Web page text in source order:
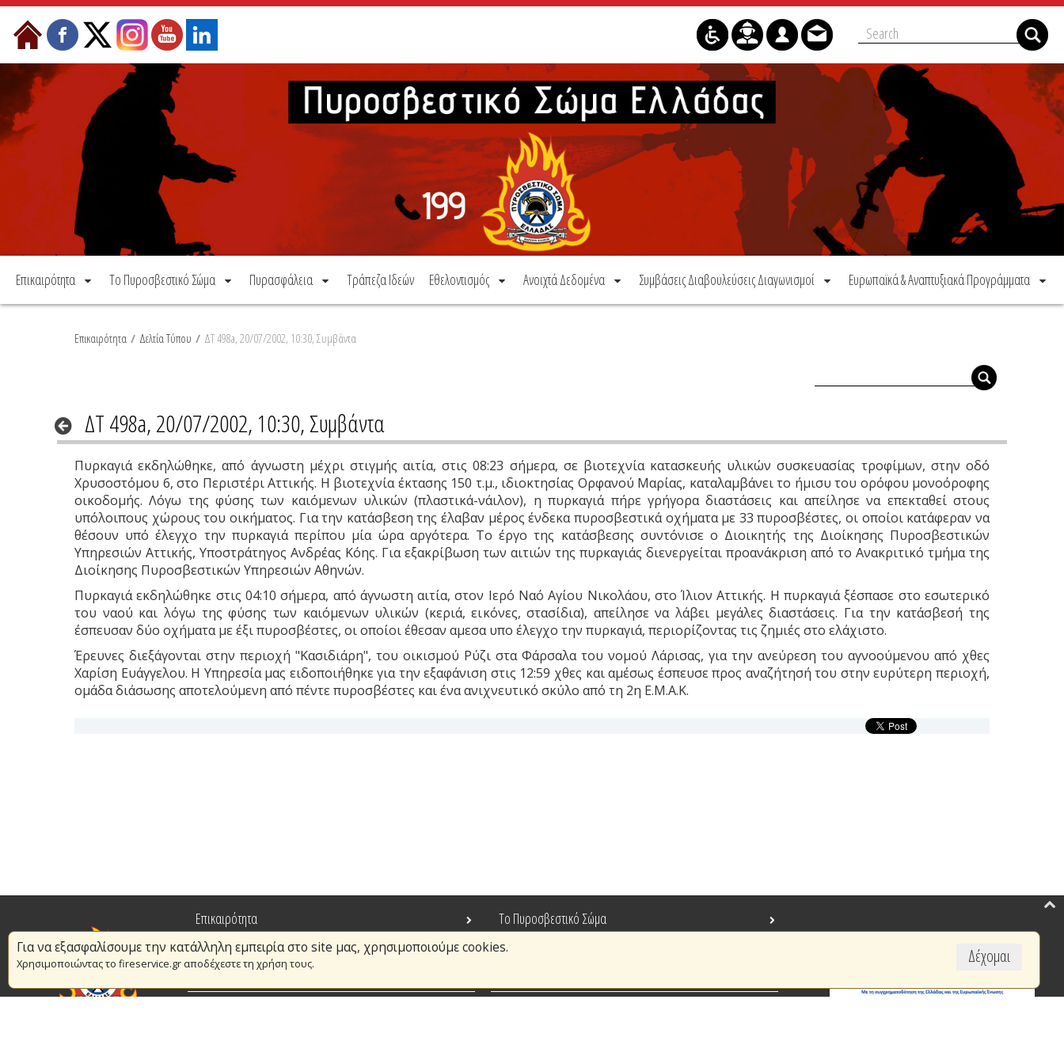
Μετάβαση στο περιεχόμενο
Επικαιρότητα Το Πυροσβεστικό Σώμα Πυρασφάλεια Τράπεζα Ιδεών Εθελοντισμός Ανοιχτά Δεδομένα Συμβάσεις Διαβουλεύσεις Διαγωνισμοί Ευρωπαϊκά & Αναπτυξιακά Προγράμματα
Επικαιρότητα / Δελτία Τύπου / ΔΤ 498a, 20/07/2002, 10:30, Συμβάντα
ΔΤ 498a, 20/07/2002, 10:30, Συμβάντα
Πυρκαγιά εκδηλώθηκε, από άγνωστη μέχρι στιγμής αιτία, στις 08:23 σήμερα, σε βιοτεχνία κατασκευής υλικών συσκευασίας τροφίμων, στην οδό
Χρυσοστόμου 6, στο Περιστέρι Αττικής. Η βιοτεχνία έκτασης 150 τ.μ., ιδιοκτησίας Ορφανού Μαρίας, καταλαμβάνει το ήμισυ του ορόφου μονοόροφης
οικοδομής. Λόγω της φύσης των καιόμενων υλικών (πλαστικά-νάιλον), η πυρκαγιά πήρε γρήγορα διαστάσεις και απείλησε να επεκταθεί στους
υπόλοιπους χώρους του οικήματος. Για την κατάσβεση της έλαβαν μέρος ένδεκα πυροσβεστικά οχήματα με 33 πυροσβέστες, οι οποίοι κατάφεραν να
θέσουν υπό έλεγχο την πυρκαγιά περίπου μία ώρα αργότερα. Το έργο της κατάσβεσης συντόνισε ο Διοικητής της Διοίκησης Πυροσβεστικών
Υπηρεσιών Αττικής, Υποστράτηγος Ανδρέας Κόης. Για εξακρίβωση των αιτιών της πυρκαγιάς διενεργείται προανάκριση από το Ανακριτικό τμήμα της
Διοίκησης Πυροσβεστικών Υπηρεσιών Αθηνών.
Πυρκαγιά εκδηλώθηκε στις 04:10 σήμερα, από άγνωστη αιτία, στον Ιερό Ναό Αγίου Νικολάου, στο Ίλιον Αττικής. Η πυρκαγιά ξέσπασε στο εσωτερικό
του ναού και λόγω της φύσης των καιόμενων υλικών (κεριά, εικόνες, στασίδια), απείλησε να λάβει μεγάλες διαστάσεις. Για την κατάσβεσή της
έσπευσαν δύο οχήματα με έξι πυροσβέστες, οι οποίοι έθεσαν αμεσα υπο έλεγχο την πυρκαγιά, περιορίζοντας τις ζημιές στο ελάχιστο.
Έρευνες διεξάγονται στην περιοχή "Κασιδιάρη", του οικισμού Ρύζι στα Φάρσαλα του νομού Λάρισας, για την ανεύρεση του αγνοούμενου από χθες
Χαρίση Ευάγγελου. Η Υπηρεσία μας ειδοποιήθηκε για την εξαφάνιση στις 12:59 χθες και αμέσως έσπευσε προς αναζήτησή του στην ευρύτερη περιοχή,
ομάδα διάσωσης αποτελούμενη από πέντε πυροσβέστες και ένα ανιχνευτικό σκύλο από τη 2η Ε.Μ.Α.Κ.
Δέχομαι
Για να εξασφαλίσουμε την κατάλληλη εμπειρία στο site μας, χρησιμοποιούμε cookies.
Χρησιμοποιώντας το fireservice.gr αποδέχεστε τη χρήση τους.
Επικαιρότητα
Το Πυροσβεστικό Σώμα
Πυρασφάλεια
Τράπεζα Ιδεών